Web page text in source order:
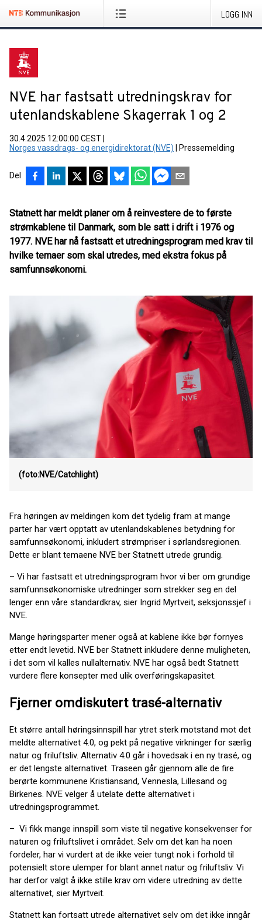
LOGG INN
NVE har fastsatt utredningskrav for
utenlandskablene Skagerrak 1 og 2
30.4.2025 12:00:00 CEST
Norges vassdrags- og energidirektorat (NVE)
Pressemelding
Del
Statnett har meldt planer om å reinvestere de to første
strømkablene til Danmark, som ble satt i drift i 1976 og
1977. NVE har nå fastsatt et utredningsprogram med krav til
hvilke temaer som skal utredes, med ekstra fokus på
samfunnsøkonomi.
(foto:NVE/Catchlight)
Fra høringen av meldingen kom det tydelig fram at mange
parter har vært opptatt av utenlandskablenes betydning for
samfunnsøkonomi, inkludert strømpriser i sørlandsregionen.
Dette er blant temaene NVE ber Statnett utrede grundig.
– Vi har fastsatt et utredningsprogram hvor vi ber om grundige
samfunnsøkonomiske utredninger som strekker seg en del
lenger enn våre standardkrav, sier Ingrid Myrtveit, seksjonssjef i
NVE.
Mange høringsparter mener også at kablene ikke bør fornyes
etter endt levetid. NVE ber Statnett inkludere denne muligheten,
i det som vil kalles nullalternativ. NVE har også bedt Statnett
vurdere flere konsepter med ulik overføringskapasitet.
Fjerner omdiskutert trasé-alternativ
Et større antall høringsinnspill har ytret sterk motstand mot det
meldte alternativet 4.0, og pekt på negative virkninger for særlig
natur og friluftsliv. Alternativ 4.0 går i hovedsak i en ny trasé, og
er det lengste alternativet. Traseen går gjennom alle de fire
berørte kommunene Kristiansand, Vennesla, Lillesand og
Birkenes. NVE velger å utelate dette alternativet i
utredningsprogrammet.
– Vi fikk mange innspill som viste til negative konsekvenser for
naturen og friluftslivet i området. Selv om det kan ha noen
fordeler, har vi vurdert at de ikke veier tungt nok i forhold til
potensielt store ulemper for blant annet natur og friluftsliv. Vi
har derfor valgt å ikke stille krav om videre utredning av dette
alternativet, sier Myrtveit.
Statnett kan fortsatt utrede alternativet selv om det ikke inngår